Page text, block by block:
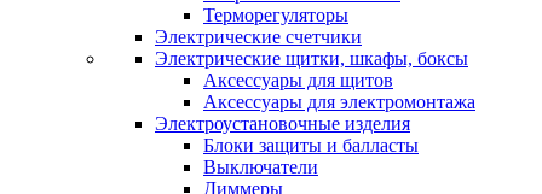
Терморегуляторы
Электрические счетчики
Электрические щитки, шкафы, боксы
Аксессуары для щитов
Аксессуары для электромонтажа
Электроустановочные изделия
Блоки защиты и балласты
Выключатели
Диммеры